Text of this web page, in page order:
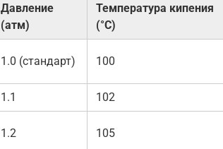
Давление
(атм)
Температура кипения
(°C)
1.0 (стандарт) 100
1.1 102
1.2 105